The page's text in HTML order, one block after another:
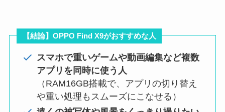
【結論】OPPO Find X9がおすすめな人
スマホで重いゲームや動画編集など複数
アプリを同時に使う人
（RAM16GB搭載で、アプリの切り替え
や重い処理もスムーズにこなせる）